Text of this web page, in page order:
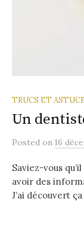
TRUCS ET
Un
Posted on 16
Saviez-vous
avoir des
J’ai découvert ça